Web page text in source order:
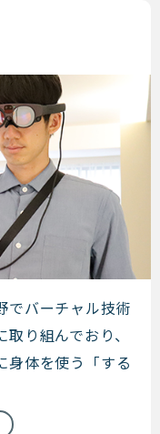
でバーチャル技術
り組んでおり、
身体を使う「する